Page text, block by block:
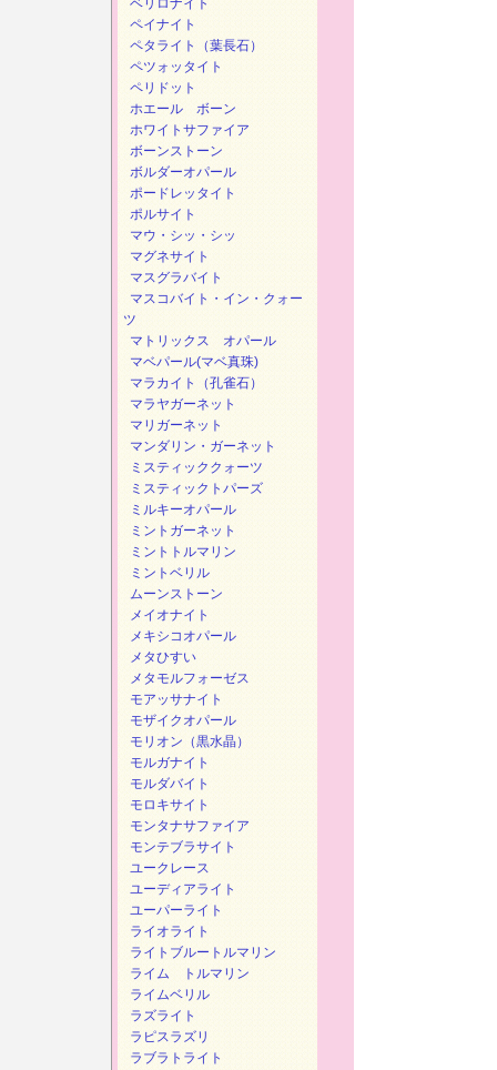
ベリロナイト
ペイナイト
ペタライト（葉長石）
ペツォッタイト
ペリドット
ホエール ボーン
ホワイトサファイア
ボーンストーン
ボルダーオパール
ポードレッタイト
ポルサイト
マウ・シッ・シッ
マグネサイト
マスグラバイト
マスコバイト・イン・クォー
ツ
マトリックス オパール
マベパール(マベ真珠)
マラカイト（孔雀石）
マラヤガーネット
マリガーネット
マンダリン・ガーネット
ミスティッククォーツ
ミスティックトパーズ
ミルキーオパール
ミントガーネット
ミントトルマリン
ミントベリル
ムーンストーン
メイオナイト
メキシコオパール
メタひすい
メタモルフォーゼス
モアッサナイト
モザイクオパール
モリオン（黒水晶）
モルガナイト
モルダバイト
モロキサイト
モンタナサファイア
モンテブラサイト
ユークレース
ユーディアライト
ユーパーライト
ライオライト
ライトブルートルマリン
ライム トルマリン
ライムベリル
ラズライト
ラピスラズリ
ラブラトライト